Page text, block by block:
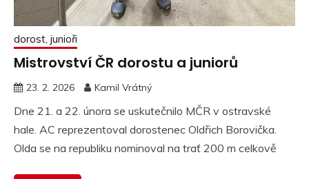
dorost, junioři
Mistrovství ČR dorostu a juniorů
23. 2. 2026 Kamil Vrátný
Dne 21. a 22. února se uskutečnilo MČR v ostravské
hale. AC reprezentoval dorostenec Oldřich Borovička.
Olda se na republiku nominoval na trať 200 m celkově